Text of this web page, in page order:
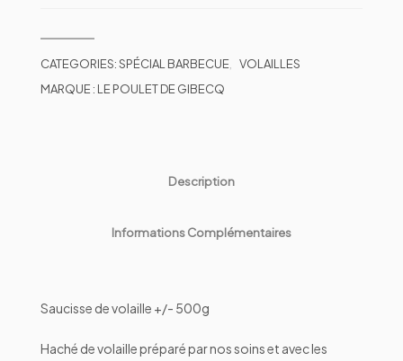
CATEGORIES:SPÉCIAL BARBECUE
VOLAILLES
MARQUE : LE POULET DE GIBECQ
Description
Informations Complémentaires
Saucisse de volaille +/- 500g
Haché de volaille préparé par nos soins et avec les